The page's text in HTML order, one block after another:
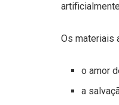
Os materiais
o amor
a